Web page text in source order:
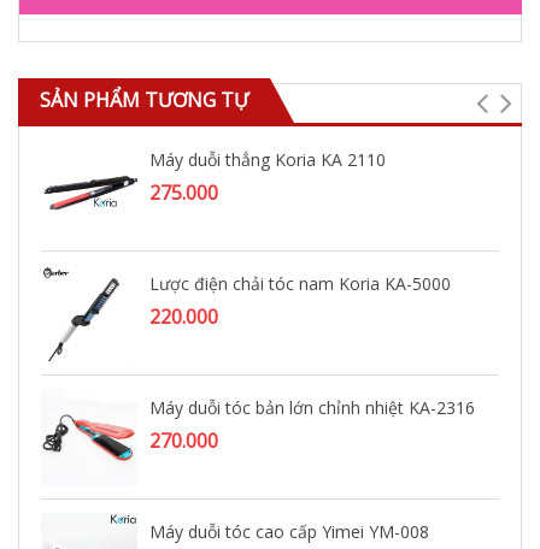
SẢN PHẨM TƯƠNG TỰ
Máy duỗi thẳng Koria KA 2110
275.000
Lược điện chải tóc nam Koria KA-5000
220.000
Máy duỗi tóc bản lớn chỉnh nhiệt KA-2316
270.000
Máy duỗi tóc cao cấp Yimei YM-008